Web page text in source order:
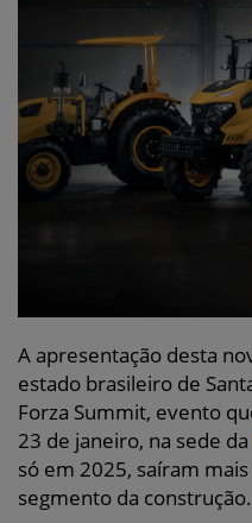
A apresentação desta
estado brasileiro de
Forza Summit, evento
23 de janeiro, na sede da
só em 2025, saíram
segmento da construção.